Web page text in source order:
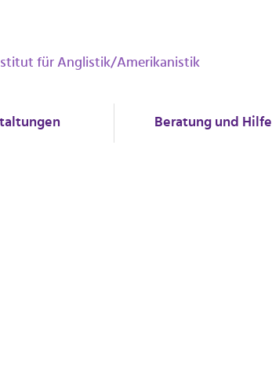
für Anglistik/Amerikanistik
Beratung und Hilfe